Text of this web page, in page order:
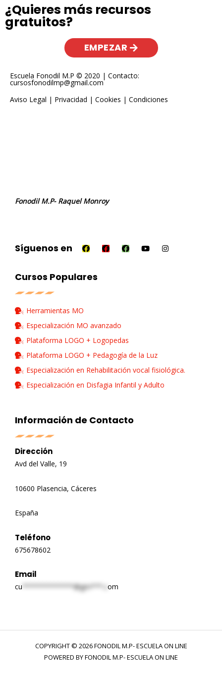
¿Quieres más recursos
gratuitos?
EMPEZAR
Escuela Fonodil M.P © 2020 | Contacto:
cursosfonodilmp@gmail.com
Aviso Legal | Privacidad | Cookies | Condiciones
Fonodil M.P- Raquel Monroy
Síguenos en
Cursos Populares
Herramientas MO
Especialización MO avanzado
Plataforma LOGO + Logopedas
Plataforma LOGO + Pedagogía de la Luz
Especialización en Rehabilitación vocal fisiológica.
Especialización en Disfagia Infantil y Adulto
Información de Contacto
Dirección
Avd del Valle, 19
10600 Plasencia, Cáceres
España
Teléfono
675678602
Email
cu *************@gm***.c om
COPYRIGHT © 2026 FONODIL M.P- ESCUELA ON LINE
POWERED BY FONODIL M.P- ESCUELA ON LINE